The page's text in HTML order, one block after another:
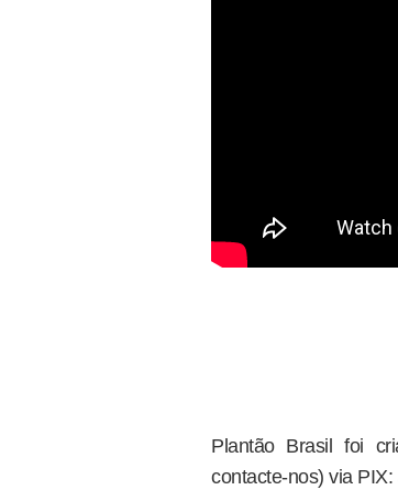
Plantão Brasil foi
contacte-nos) via